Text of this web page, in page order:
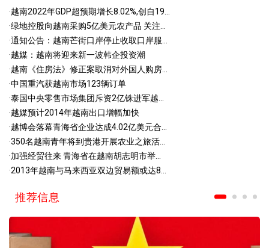
·越南2022年GDP超预期增长8.02%,创自19...
·绿地控股向越南采购5亿美元农产品 关注...
·通知公告：越南芒街口岸停止收取口岸服...
·越媒：越南将迎来新一波韩企投资潮
·越南《住房法》修正案取消对外国人购房...
·中国重汽获越南市场123辆订单
·泰国中央零售市场集团斥资2亿铢进军越...
·越媒预计2014年越南出口增幅加快
·越博会落幕青海省企业达成4.02亿美元合...
·350名越南青年将到贵港开展农业之旅活...
·加强经贸往来 青海省在越南胡志明市举...
·2013年越南与马来西亚双边贸易额或达8...
推荐信息